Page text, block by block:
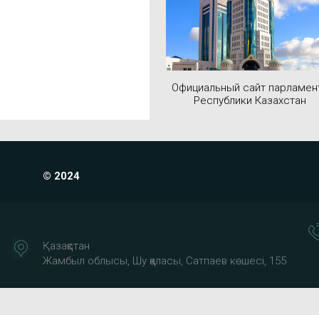
Официальный сайт
Республики Казахстан
© 2024
Қазақстан
Жамбыл облысы, Шу қаласы, Сатпаев көшесі, 155